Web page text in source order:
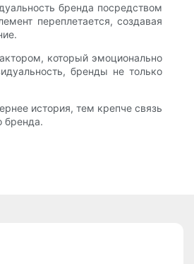
бренда посредством
переплетается, создавая
который эмоционально
бренды не только
история, тем крепче связь
бренда.